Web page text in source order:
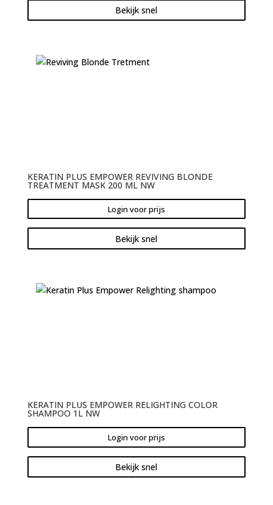
Bekijk snel
KERATIN PLUS EMPOWER REVIVING BLONDE
TREATMENT MASK 200 ML NW
Login voor prijs
Bekijk snel
KERATIN PLUS EMPOWER RELIGHTING COLOR
SHAMPOO 1L NW
Login voor prijs
Bekijk snel